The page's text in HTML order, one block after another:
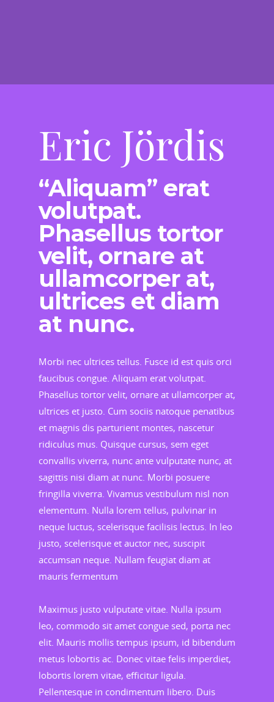
Eric Jördis
“Aliquam” erat
volutpat.
Phasellus tortor
velit, ornare at
ullamcorper at,
ultrices et diam
at nunc.
Morbi nec ultrices tellus. Fusce id est quis orci
faucibus congue. Aliquam erat volutpat.
Phasellus tortor velit, ornare at ullamcorper at,
ultrices et justo. Cum sociis natoque penatibus
et magnis dis parturient montes, nascetur
ridiculus mus. Quisque cursus, sem eget
convallis viverra, nunc ante vulputate nunc, at
sagittis nisi diam at nunc. Morbi posuere
fringilla viverra. Vivamus vestibulum nisl non
elementum. Nulla lorem tellus, pulvinar in
neque luctus, scelerisque facilisis lectus. In leo
justo, scelerisque et auctor nec, suscipit
accumsan neque. Nullam feugiat diam at
mauris fermentum
Maximus justo vulputate vitae. Nulla ipsum
leo, commodo sit amet congue sed, porta nec
elit. Mauris mollis tempus ipsum, id bibendum
metus lobortis ac. Donec vitae felis imperdiet,
lobortis lorem vitae, efficitur ligula.
Pellentesque in condimentum libero. Duis